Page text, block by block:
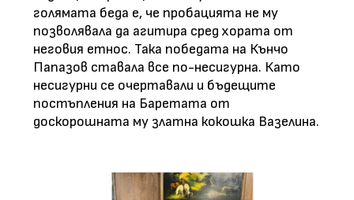
голямата беда е, че пробацията не му
позволявала да агитира сред хората от
неговия етнос. Така победата на Кънчо
Папазов ставала все по-несигурна. Като
несигурни се очертавали и бъдещите
постъпления на Баретата от
доскорошната му златна кокошка Вазелина.